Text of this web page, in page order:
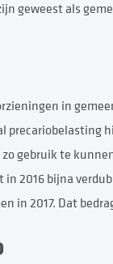
geweest als
in
precariobelasting
gebruik te
2016 bijna
in 2017. Dat